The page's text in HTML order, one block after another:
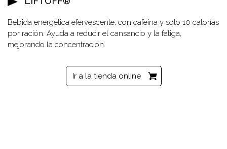
Bebida energética efervescente, con cafeína y solo 10 calorías
por ración. Ayuda a reducir el cansancio y la fatiga,
mejorando la concentración.
Ir a la tienda online